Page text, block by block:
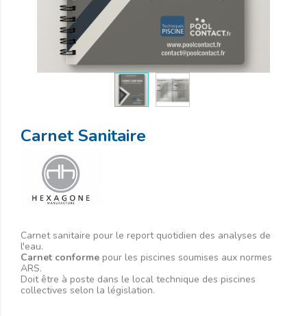
Carnet Sanitaire
Carnet sanitaire pour le report quotidien des analyses de
l'eau.
Carnet conforme pour les piscines soumises aux normes
ARS.
Doit être à poste dans le local technique des piscines
collectives selon la législation.